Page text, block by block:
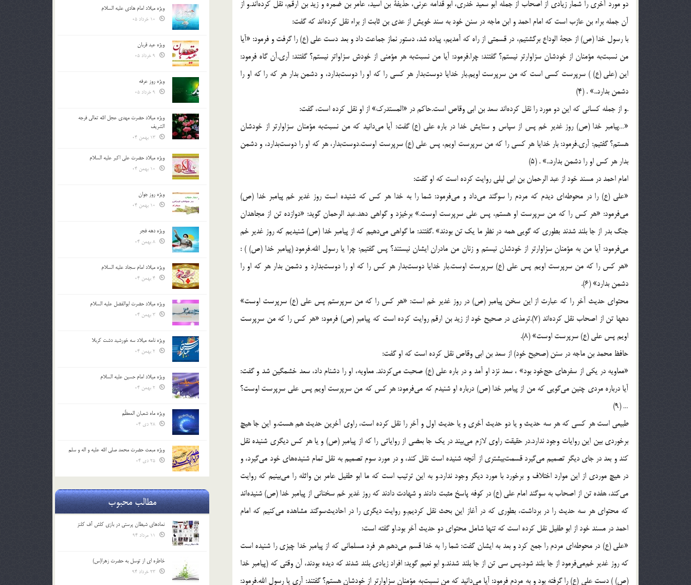
دو مورد آخری را شمار زیادی از اصحاب از جمله ابو سعید خدری، ابو قدامه عرنی، حذیفة بن اسید، عامر بن ضمره و زید بن ارقم، نقل کرده‌اند.و از
آن جمله براء بن عازب است که امام احمد و ابن ماجه در سنن خود به سند خویش از عدی بن ثابت از براء نقل کرده‌اند که گفت:
با رسول خدا (ص) از حجة الوداع برگشتیم، در قسمتی از راه که آمدیم، پیاده شد، دستور نماز جماعت داد و بعد دست علی (ع) را گرفت و فرمود: «آیا
من نسبت‌به مؤمنان از خودشان سزاوارتر نیستم؟ گفتند: چرا.فرمود: آیا من نسبت‌به هر مؤمنی از خودش سزاواتر نیستم؟ گفتند: آری.آن گاه فرمود:
این (علی (ع) ) سرپرست کسی است که من سرپرست اویم.بار خدایا دوست‌بدار هر کسی را که او را دوست‌بدارد، و دشمن بدار هر که را که او را
دشمن بدارد..» . (4)
.و از جمله کسانی که این دو مورد را نقل کرده‌اند سعد بن ابی وقاص است.حاکم در «المستدرک‌» از او نقل کرده است، گفت:
«…پیامبر خدا (ص) روز غدیر خم پس از سپاس و ستایش خدا در باره علی (ع) گفت: آیا می‌دانید که من نسبت‌به مؤمنان سزاوارتر از خودشان
هستم؟ گفتیم: آری.فرمود: بار خدایا هر کسی را که من سرپرست اویم، پس علی (ع) سرپرست اوست.دوست‌بدار، هر که او را دوست‌بدارد، و دشمن
بدار هر کس او را دشمن بدارد..» . (5)
امام احمد در مسند خود از عبد الرحمان بن ابی لیلی روایت کرده است که او گفت:
«علی (ع) را در محوطه‌ای دیدم که مردم را سوگند می‌داد و می‌فرمود: شما را به خدا هر کس که شنیده است روز غدیر خم پیامبر خدا (ص)
می‌فرمود: «هر کس را که من سرپرست او هستم، پس علی سرپرست اوست.» برخیزد و گواهی دهد.عبد الرحمان گوید: «دوازده تن از مجاهدان
جنگ بدر از جا بلند شدند بطوری که گویی همه در نظر ما یک تن بودند» .گفتند: ما گواهی می‌دهیم که از پیامبر خدا (ص) شنیدیم که روز غدیر خم
می‌فرمود: آیا من به مؤمنان سزاوارتر از خودشان نیستم و زنان من مادران ایشان نیستند؟ پس گفتیم: چرا یا رسول الله.فرمود (پیامبر خدا (ص) ) :
«هر کس را که من سرپرست اویم پس علی (ع) سرپرست اوست.بار خدایا دوست‌بدار هر کس را که او را دوست‌بدارد و دشمن بدار هر که او را
دشمن بدارد» (6).
محتوای حدیث آخر را که عبارت از این سخن پیامبر (ص) در روز غدیر خم است: «هر کس را که من سرپرستم پس علی (ع) سرپرست اوست‌»
دهها تن از اصحاب نقل کرده‌اند (7).ترمذی در صحیح خود از زید بن ارقم روایت کرده است که پیامبر (ص) فرمود: «هر کس را که من سرپرست
اویم پس علی (ع) سرپرست اوست‌» (8).
حافظ محمد بن ماجه در سنن (صحیح خود) از سعد بن ابی وقاص نقل کرده است که او گفت:
«معاویه در یکی از سفرهای حج‌خود بود» ، سعد نزد او آمد و در باره علی (ع) صحبت می‌کردند. معاویه، او را دشنام داد، سعد خشمگین شد و گفت:
آیا درباره مردی چنین می‌گویی که من از پیامبر خدا (ص) درباره او شنیدم که می‌فرمود: هر کس که من سرپرست اویم پس علی سرپرست اوست؟
… (9)
طبیعی است هر کسی که هر سه حدیث و یا دو حدیث آخری و یا حدیث اول و آخر را نقل کرده است، راوی آخرین حدیث هم هست.و این جا هیچ
برخوردی بین این روایات وجود ندارد.در حقیقت راوی لازم می‌بیند در یک جا بعضی از روایاتی را که از پیامبر (ص) و یا هر کس دیگری شنیده نقل
کند و بعد در جای دیگر تصمیم می‌گیرد قسمت‌بیشتری از آنچه شنیده است نقل کند، و در مورد سوم تصمیم به نقل تمام شنیده‌های خود می‌گیرد، و
در هیچ موردی از این موارد اختلاف و برخورد با مورد دیگر وجود ندارد.و به این ترتیب است که ما ابو طفیل عامر بن واثله را می‌بینیم که روایت
می‌کند، هفده تن از اصحاب به سوگند امام علی (ع) در کوفه پاسخ مثبت دادند و شهادت دادند که روز غدیر خم سخنانی از پیامبر خدا (ص) شنیده‌اند
که محتوای هر سه حدیث را در برداشت، بطوری که در آغاز این بحث نقل کردیم.و روایت دیگری را در احادیث‌سوگند مشاهده می‌کنیم که امام
احمد در مسند خود از ابو طفیل نقل کرده است که تنها شامل محتوای دو حدیث آخر بود.او گفته است:
«علی (ع) در محوطه‌ای مردم را جمع کرد و بعد به ایشان گفت: شما را به خدا قسم می‌دهم هر فرد مسلمانی که از پیامبر خدا چیزی را شنیده است
که روز غدیر خم‌می‌فرمود از جا بلند شود.پس سی تن از جا بلند شدند.و ابو نعیم گوید: افراد زیادی بلند شدند که دیده بودند، آن وقتی که (پیامبر خدا
(ص) ) دست علی (ع) را گرفته بود و به مردم فرمود: آیا می‌دانید که من نسبت‌به مؤمنان سزاوارتر از خودشان هستم؟ گفتند: آری یا رسول الله.فرمود:
ویژه میلاد امام هادی علیه السلام
ویژه عید قربان
ویژه روز عرفه
ویژه میلاد حضرت مهدی عجل الله تعالی فرجه
الشريف
ویژه میلاد حضرت علی اکبر علیه السلام
ویژه روز جوان
ویژه دهه فجر
ویژه میلاد امام سجاد علیه السلام
ویژه میلاد حضرت ابوالفضل علیه السلام
ویژه نامه میلاد سه خورشید دشت کربلا
ویژه میلاد امام حسین علیه السلام
ویژه ماه شعبان المعظّم
ویژه مبعث حضرت محمد صلی الله علیه و اله و سلم
مطالب محبوب
نمادهای شیطان پرستی در بازی کلش آف کلنز
خاطره ای از توسل به حضرت زهرا(س)